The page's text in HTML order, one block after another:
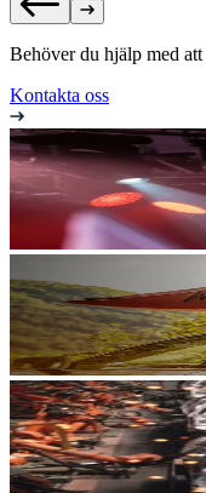
Behöver du hjälp med
Kontakta oss